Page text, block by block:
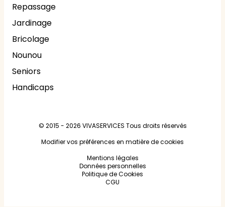
Repassage
Jardinage
Bricolage
Nounou
Seniors
Handicaps
© 2015 - 2026 VIVASERVICES Tous droits réservés
Modifier vos préférences en matière de cookies
Mentions légales
Données personnelles
Politique de Cookies
CGU